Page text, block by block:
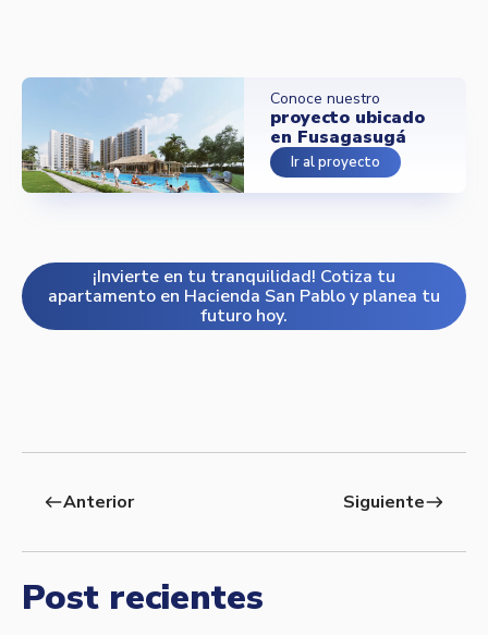
Conoce nuestro
proyecto ubicado
en Fusagasugá
Ir al proyecto
¡Invierte en tu tranquilidad! Cotiza tu
apartamento en Hacienda San Pablo y planea tu
futuro hoy.
westAnterior Siguienteeast
Post recientes